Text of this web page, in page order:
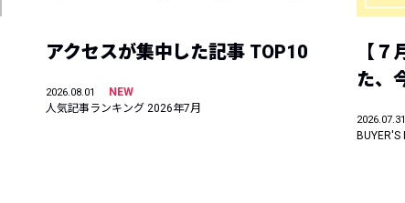
アクセスが集中した記事 TOP10
2026.08.01
NEW
人気記事ランキング 2026年7月
【
た、
2026.07.31
BUYER'S